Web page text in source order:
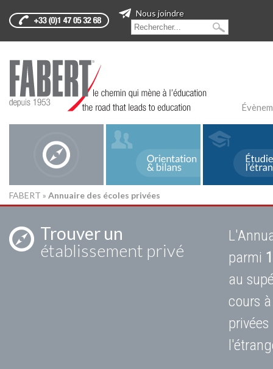
Nous joindre
FABERT » Annuaire des écoles privées
Trouver un
établissement privé
parmi
au
cours